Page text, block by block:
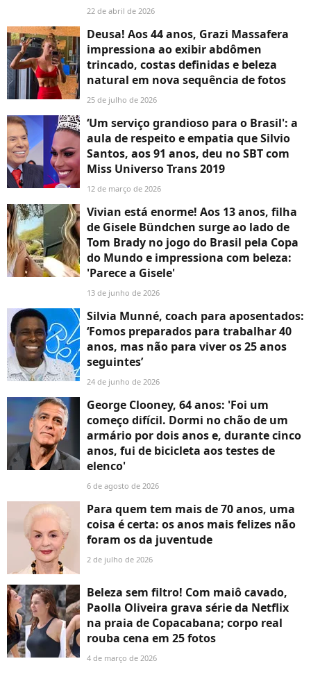
22 de abril de 2026
Deusa! Aos 44 anos, Grazi Massafera
impressiona ao exibir abdômen
trincado, costas definidas e beleza
natural em nova sequência de fotos
25 de julho de 2026
‘Um serviço grandioso para o Brasil': a
aula de respeito e empatia que Silvio
Santos, aos 91 anos, deu no SBT com
Miss Universo Trans 2019
12 de março de 2026
Vivian está enorme! Aos 13 anos, filha
de Gisele Bündchen surge ao lado de
Tom Brady no jogo do Brasil pela Copa
do Mundo e impressiona com beleza:
'Parece a Gisele'
13 de junho de 2026
Silvia Munné, coach para aposentados:
‘Fomos preparados para trabalhar 40
anos, mas não para viver os 25 anos
seguintes’
24 de junho de 2026
George Clooney, 64 anos: 'Foi um
começo difícil. Dormi no chão de um
armário por dois anos e, durante cinco
anos, fui de bicicleta aos testes de
elenco'
6 de agosto de 2026
Para quem tem mais de 70 anos, uma
coisa é certa: os anos mais felizes não
foram os da juventude
2 de julho de 2026
Beleza sem filtro! Com maiô cavado,
Paolla Oliveira grava série da Netflix
na praia de Copacabana; corpo real
rouba cena em 25 fotos
4 de março de 2026